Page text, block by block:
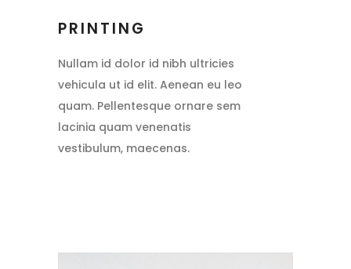
PRINTING
Nullam id dolor id nibh ultricies
vehicula ut id elit. Aenean eu leo
quam. Pellentesque ornare sem
lacinia quam venenatis
vestibulum, maecenas.